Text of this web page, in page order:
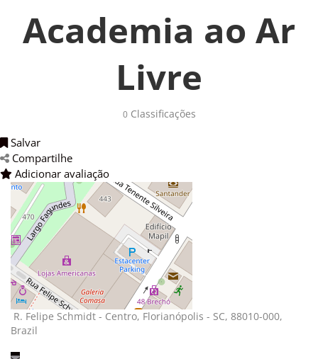
Academia ao Ar
Livre
0Classificações
Salvar
Compartilhe
Adicionar avaliação
R. Felipe Schmidt - Centro, Florianópolis - SC, 88010-000,
Brazil